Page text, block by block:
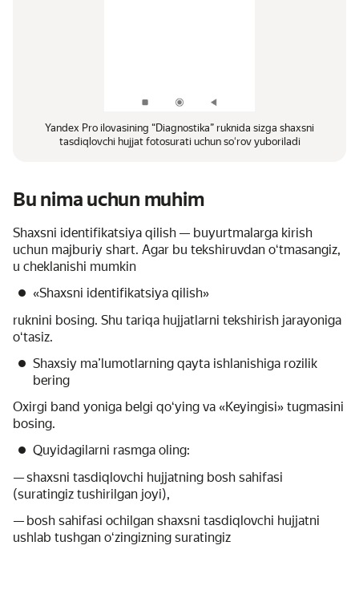
Yandex Pro ilovasining “Diagnostika” ruknida sizga shaxsni
tasdiqlovchi hujjat fotosurati uchun soʻrov yuboriladi
Bu nima uchun muhim
Shaxsni identifikatsiya qilish — buyurtmalarga kirish
uchun majburiy shart. Agar bu tekshiruvdan oʻtmasangiz,
u cheklanishi mumkin
«Shaxsni identifikatsiya qilish»
ruknini bosing. Shu tariqa hujjatlarni tekshirish jarayoniga
oʻtasiz.
Shaxsiy maʼlumotlarning qayta ishlanishiga rozilik
bering
Oxirgi band yoniga belgi qoʻying va «Keyingisi» tugmasini
bosing.
Quyidagilarni rasmga oling:
— shaxsni tasdiqlovchi hujjatning bosh sahifasi
(suratingiz tushirilgan joyi),
— bosh sahifasi ochilgan shaxsni tasdiqlovchi hujjatni
ushlab tushgan oʻzingizning suratingiz